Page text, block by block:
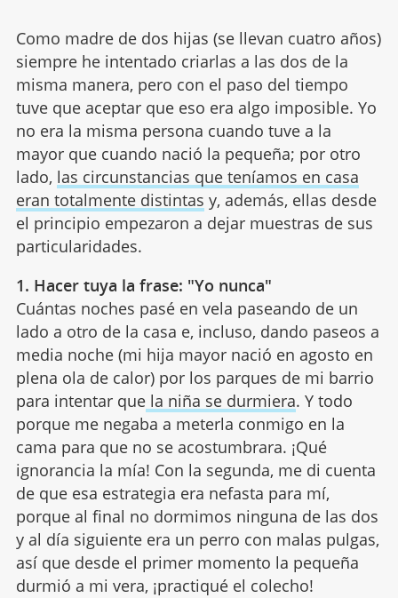
Como madre de dos hijas (se llevan cuatro años)
siempre he intentado criarlas a las dos de la
misma manera, pero con el paso del tiempo
tuve que aceptar que eso era algo imposible. Yo
no era la misma persona cuando tuve a la
mayor que cuando nació la pequeña; por otro
lado, las circunstancias que teníamos en casa
eran totalmente distintas y, además, ellas desde
el principio empezaron a dejar muestras de sus
particularidades.
1. Hacer tuya la frase: "Yo nunca"
Cuántas noches pasé en vela paseando de un
lado a otro de la casa e, incluso, dando paseos a
media noche (mi hija mayor nació en agosto en
plena ola de calor) por los parques de mi barrio
para intentar quela niña se durmiera. Y todo
porque me negaba a meterla conmigo en la
cama para que no se acostumbrara. ¡Qué
ignorancia la mía! Con la segunda, me di cuenta
de que esa estrategia era nefasta para mí,
porque al final no dormimos ninguna de las dos
y al día siguiente era un perro con malas pulgas,
así que desde el primer momento la pequeña
durmió a mi vera, ¡practiqué el colecho!